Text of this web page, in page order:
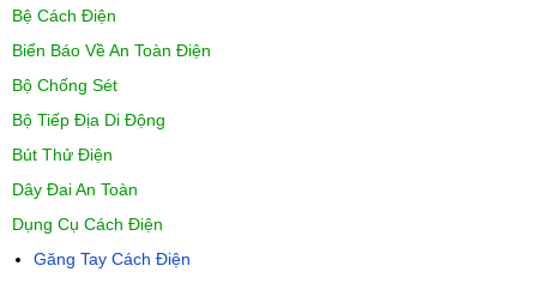
Bệ Cách Điện
Biển Báo Về An Toàn Điện
Bộ Chống Sét
Bộ Tiếp Địa Di Động
Bút Thử Điện
Dây Đai An Toàn
Dụng Cụ Cách Điện
Găng Tay Cách Điện